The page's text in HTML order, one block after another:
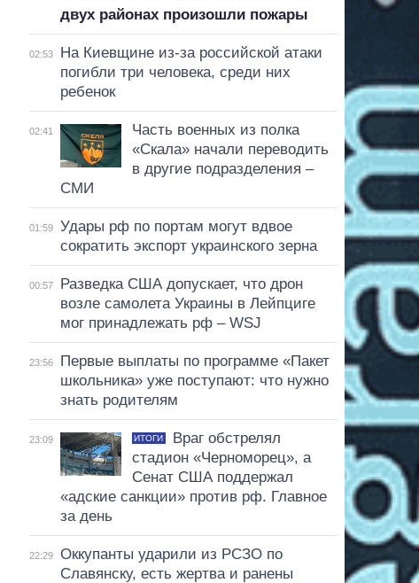
двух районах произошли пожары
02:53
На Киевщине из-за российской атаки
погибли три человека, среди них
ребенок
02:41
Часть военных из полка
«Скала» начали переводить
в другие подразделения –
СМИ
01:59
Удары рф по портам могут вдвое
сократить экспорт украинского зерна
00:57
Разведка США допускает, что дрон
возле самолета Украины в Лейпциге
мог принадлежать рф – WSJ
23:56
Первые выплаты по программе «Пакет
школьника» уже поступают: что нужно
знать родителям
23:09 ИТОГИ
Враг обстрелял
стадион «Черноморец», а
Сенат США поддержал
«адские санкции» против рф. Главное
за день
22:29
Оккупанты ударили из РСЗО по
Славянску, есть жертва и ранены